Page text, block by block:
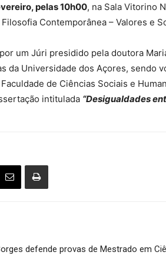
pelas 10h00, na Sala Vitorino
Contemporânea – Valores e
um Júri presidido pela doutora
da Universidade dos Açores, sendo
de Ciências Sociais e
intitulada “Desigualdades
defende provas de Mestrado em